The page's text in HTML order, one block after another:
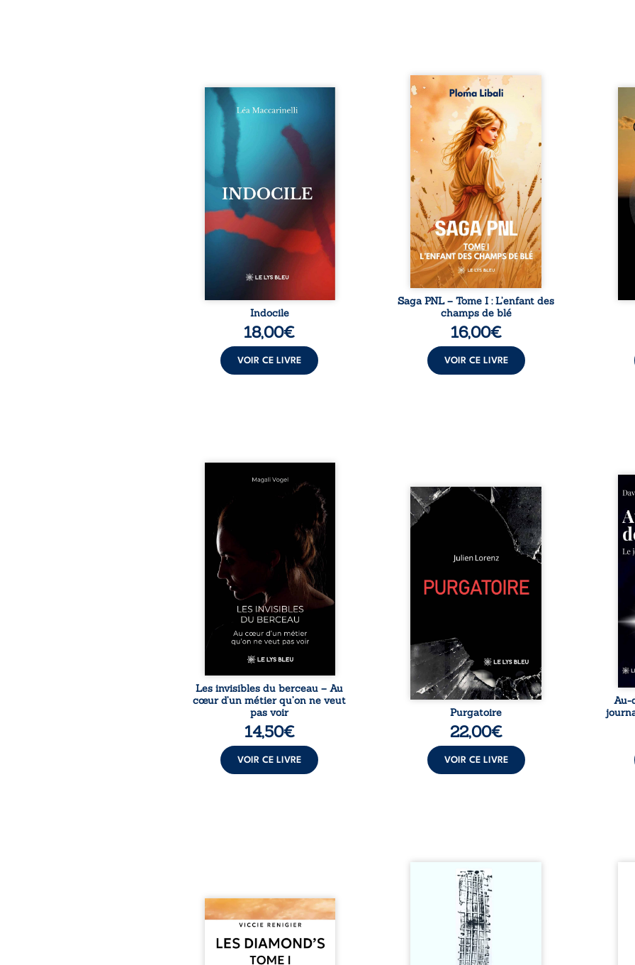
Quatre parties. Quatre refus.
Quatre visages d’une existence
en friction. Entre les silences
qu’on ne déchiffre pas, les
amours qu’on dérange, les
corps qu’on administre et les
liens qu’on sabote, cet ouvrage
parle à celles et ceux qui
vivent trop fort, trop vrai, trop
tôt. Indocile est une traversée.
Une langue nue. Une
insurrection calme. Une
déclaration d’existence pour ...
Indocile
18,00€
VOIR CE LIVRE
Autrefois, les champs
d’Atlantis vibraient sous le
vent et les enfants couraient
dans les blés. Puis la couronne
plia le genou, livrant son
peuple à l’ombre d’Ivorny. À
Atove, Luwel aurait pu
disparaître dans les ruines de
son destin ; pourtant, sous les
pierres d’un temple oublié, des
rebelles lui tendirent la main.
Parmi eux, Atos, général sans
trône mais habité par ...
Saga PNL – Tome I : L’enfant des
champs de blé
16,00€
VOIR CE LIVRE
les
les
Qui prend soin de celles et
ceux auxquels nous confions
nos enfants ? Derrière la
douceur apparente des
maisons d’accueil se joue une
réalité que nul ne soupçonne :
rémunérations dérisoires,
solitude, épuisement,
responsabilités écrasantes… À
travers des témoignages
saisissants et sa propre
expérience, Magali Vogel lève
le voile sur les coulisses d’une ...
Les invisibles du berceau – Au
cœur d’un métier qu’on ne veut
pas voir
14,50€
VOIR CE LIVRE
Vingt années d’écriture, de
blessures, d’émotions et de
pensées se rencontrent dans
ce recueil profondément
intime. Entre nouvelles
autobiographiques, poèmes
philosophiques, chaque texte
ouvre une porte sur
être choisie au hasard, comme
une rencontre inattendue sur
le chemin de la vie. ...
Purgatoire
22,00€
VOIR CE LIVRE
Né
la
ses
prix
les
Au-
Revenge est à la tête des
Diamond’s, un clan de motards
aussi réputé et respecté que
redouté dans tout le pays. Rien
ne la prédestinait à cette vie,
Sommes-nous vraiment libres
si chacun de nos actes s’inscrit
dans une chaîne de causes ? À
travers une confrontation
entre les pensées d’Emmanuel
Kant et de Donald Davidson,
cet essai explore les liens entre
libre arbitre, déterminisme
Je